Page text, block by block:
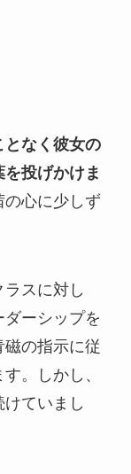
となく彼女の
投げかけま
心に少しず
スに対し
ーシップを
の指示に従
。しかし、
けていまし